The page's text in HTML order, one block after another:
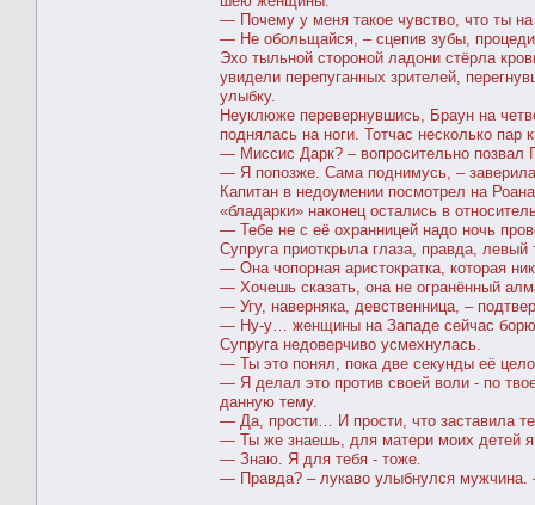
— Почему у меня такое чувство, что ты
— Не обольщайся, – сцепив зубы,
Эхо тыльной стороной ладони стёрла
увидели перепуганных зрителей,
улыбку.
Неуклюже перевернувшись, Браун на
поднялась на ноги. Тотчас несколько
— Миссис Дарк? – вопросительно позвал
— Я попозже. Сама поднимусь, –
Капитан в недоумении посмотрел на
«бладарки» наконец остались в
— Тебе не с её охранницей надо ночь
Супруга приоткрыла глаза, правда,
— Она чопорная аристократка, которая
— Хочешь сказать, она не огранённый
— Угу, наверняка, девственница, –
— Ну-у… женщины на Западе сейчас
Супруга недоверчиво усмехнулась.
— Ты это понял, пока две секунды её
— Я делал это против своей воли - по
данную тему.
— Да, прости… И прости, что заставила
— Ты же знаешь, для матери моих детей я
— Знаю. Я для тебя - тоже.
— Правда? – лукаво улыбнулся мужчина.